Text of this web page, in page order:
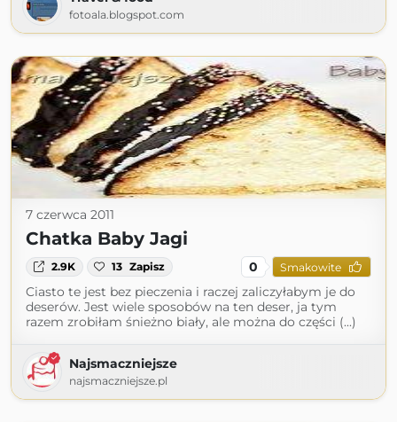
fotoala.blogspot.com
7 czerwca 2011
Chatka Baby Jagi
2.9K 13 Zapisz 0 Smakowite
Ciasto te jest bez pieczenia i raczej zaliczyłabym je do
deserów. Jest wiele sposobów na ten deser, ja tym
razem zrobiłam śnieżno biały, ale można do części (...)
Najsmaczniejsze
najsmaczniejsze.pl